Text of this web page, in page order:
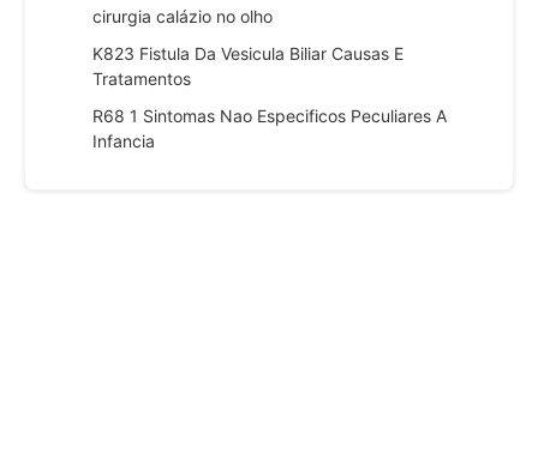
cirurgia calázio no olho
K823 Fistula Da Vesicula Biliar Causas E
Tratamentos
R68 1 Sintomas Nao Especificos Peculiares A
Infancia